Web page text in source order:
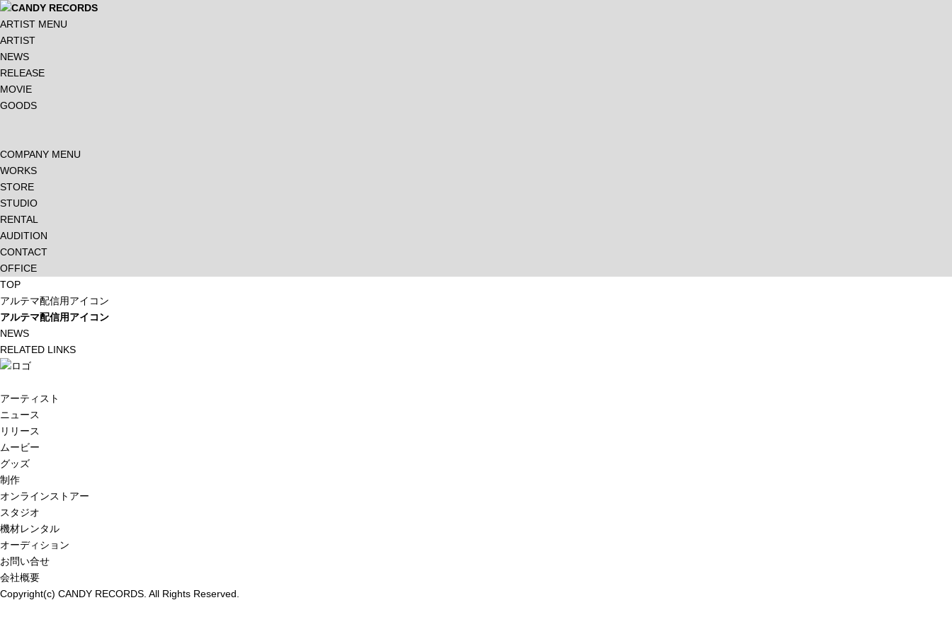
ARTIST MENU
ARTIST
NEWS
RELEASE
MOVIE
GOODS
COMPANY MENU
WORKS
STORE
STUDIO
RENTAL
AUDITION
CONTACT
OFFICE
TOP
アルテマ配信用アイコン
アルテマ配信用アイコン
NEWS
RELATED LINKS
アーティスト
ニュース
リリース
ムービー
グッズ
制作
オンラインストアー
スタジオ
機材レンタル
オーディション
お問い合せ
会社概要
Copyright(c) CANDY RECORDS. All Rights Reserved.